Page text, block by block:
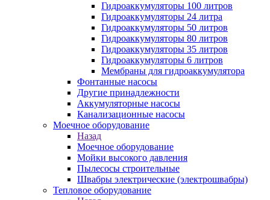
Гидроаккумуляторы 100 литров
Гидроаккумуляторы 24 литра
Гидроаккумуляторы 50 литров
Гидроаккумуляторы 80 литров
Гидроаккумуляторы 35 литров
Гидроаккумуляторы 6 литров
Мембраны для гидроаккумулятора
Фонтанные насосы
Другие принадлежности
Аккумуляторные насосы
Канализационные насосы
Моечное оборудование
Назад
Моечное оборудование
Мойки высокого давления
Пылесосы строительные
Швабры электрические (электрошвабры)
Тепловое оборудование